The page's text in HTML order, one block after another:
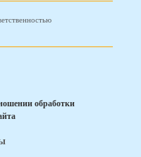
обработки